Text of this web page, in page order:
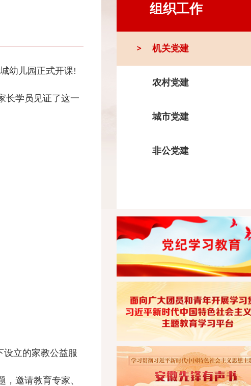
组织工作
机关党建
农村党建
城市党建
非公党建
幼儿园正式开课!
长学员见证了这一
立的家教公益服
邀请教育专家、